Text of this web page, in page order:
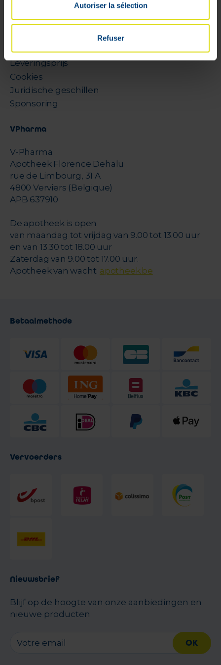
Autoriser la sélection
Refuser
Algemene voorwaarden
Beveiligde betalingen
Leveringsprijs
Cookies
Juridische geschillen
Sponsoring
VPharma
V-Pharma
Apotheek Florence Dehalu
rue de Limbourg, 31 A
4800 Verviers (Belgique)
APB 637910
De apotheek is open
van maandag tot vrijdag van 9.00 tot 13.00 uur
en van 13.30 tot 18.00 uur
Zaterdag van 9.00 tot 17.00 uur.
Apotheek van wacht: apotheek.be
Betaalmethode
Vervoerders
Nieuwsbrief
Blijf op de hoogte van onze aanbiedingen en
nieuwe producten
OK